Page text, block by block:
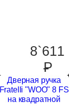
8`611
P
Дверная ручка
Fratelli "WOO" 8 FS
на квадратной